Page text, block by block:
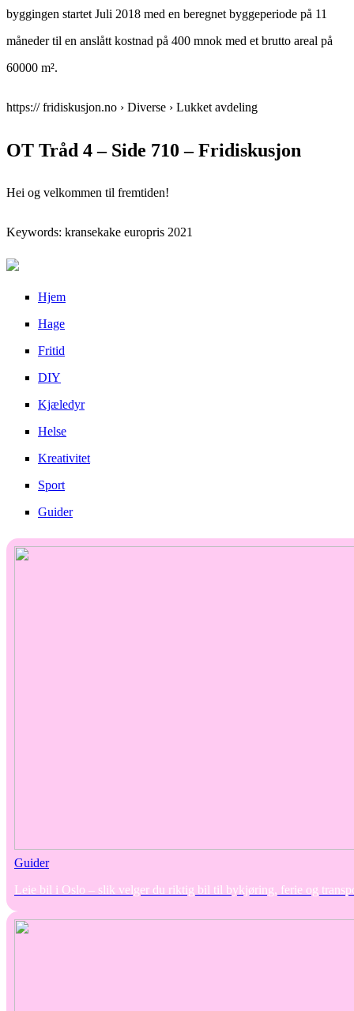
byggingen startet Juli 2018 med en beregnet byggeperiode på 11
måneder til en anslått kostnad på 400 mnok med et brutto areal på
60000 m².
https:// fridiskusjon.no › Diverse › Lukket avdeling
OT Tråd 4 – Side 710 – Fridiskusjon
Hei og velkommen til fremtiden!
Keywords: kransekake europris 2021
Hjem
Hage
Fritid
DIY
Kjæledyr
Helse
Kreativitet
Sport
Guider
Guider
Leie bil i Oslo – slik velger du riktig bil til bykjøring, ferie og